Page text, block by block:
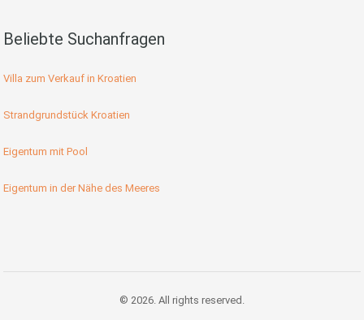
Beliebte Suchanfragen
Villa zum Verkauf in Kroatien
Strandgrundstück Kroatien
Eigentum mit Pool
Eigentum in der Nähe des Meeres
© 2026. All rights reserved.